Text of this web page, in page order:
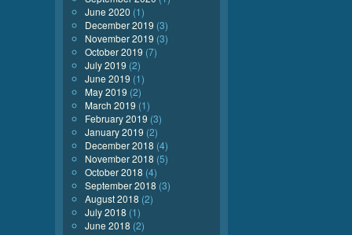
June 2020 (1)
December 2019 (3)
November 2019 (3)
October 2019 (7)
July 2019 (2)
June 2019 (1)
May 2019 (2)
March 2019 (1)
February 2019 (3)
January 2019 (2)
December 2018 (4)
November 2018 (5)
October 2018 (4)
September 2018 (3)
August 2018 (2)
July 2018 (1)
June 2018 (2)